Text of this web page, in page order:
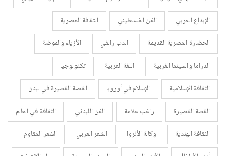
الإبداع العربي
الفن الفلسطيني
الثقافة المصرية
الحضارة المصرية القديمة
الدب رالفي
الأزياء والموضة
الدراما والسينما الغربية
اللغة العربية
تكنولوجيا
الثقافة الإسلامية
الإسلام في أوروبا
القصة القصيرة في لبنان
القصة القصيرة
راغب علامة الفن اللبناني
الثقافة في العالم
الثقافة الهندية
وكالة الأنروا الشعر العربي
الشعر المقاوم